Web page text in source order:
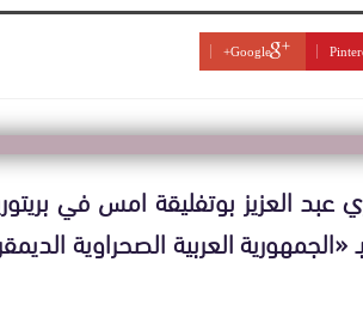
Google+
عبد العزيز بوتفليقة امس في
«الجمهورية العربية الصحراوية